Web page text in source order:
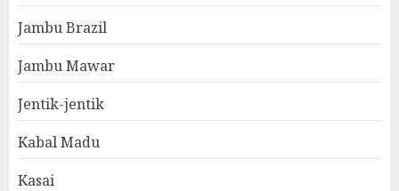
Jambu Brazil
Jambu Mawar
Jentik-jentik
Kabal Madu
Kasai